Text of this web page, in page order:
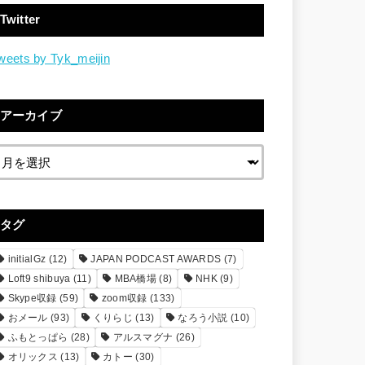
Twitter
by Tyk_meijin
アーカイブ
タグ
initialGz (12) JAPAN PODCAST AWARDS (7)
Loft9 shibuya (11) MBA橋場 (8) NHK (9)
Skype収録 (59) zoom収録 (133)
おメール (93) くりらじ (13) なろう小説 (10)
ふもとっぱら (28) アルスマグナ (26)
オリックス (13) カトー (30)